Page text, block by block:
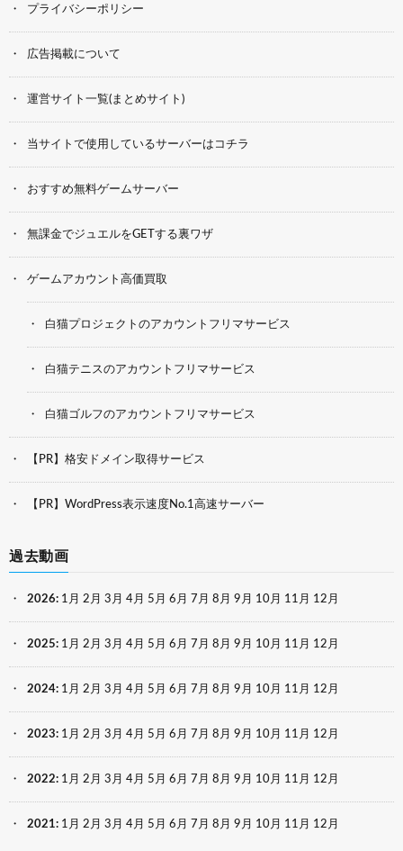
プライバシーポリシー
広告掲載について
運営サイト一覧(まとめサイト)
当サイトで使用しているサーバーはコチラ
おすすめ無料ゲームサーバー
無課金でジュエルをGETする裏ワザ
ゲームアカウント高価買取
白猫プロジェクトのアカウントフリマサービス
白猫テニスのアカウントフリマサービス
白猫ゴルフのアカウントフリマサービス
【PR】格安ドメイン取得サービス
【PR】WordPress表示速度No.1高速サーバー
過去動画
2026: 1月 2月 3月 4月 5月 6月 7月 8月 9月 10月 11月 12月
2025: 1月 2月 3月 4月 5月 6月 7月 8月 9月 10月 11月 12月
2024: 1月 2月 3月 4月 5月 6月 7月 8月 9月 10月 11月 12月
2023: 1月 2月 3月 4月 5月 6月 7月 8月 9月 10月 11月 12月
2022: 1月 2月 3月 4月 5月 6月 7月 8月 9月 10月 11月 12月
2021: 1月 2月 3月 4月 5月 6月 7月 8月 9月 10月 11月 12月